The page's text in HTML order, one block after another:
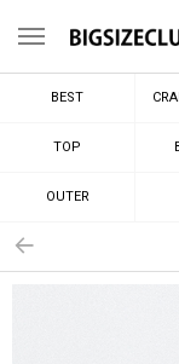
메뉴
BEST
TOP
OUTER